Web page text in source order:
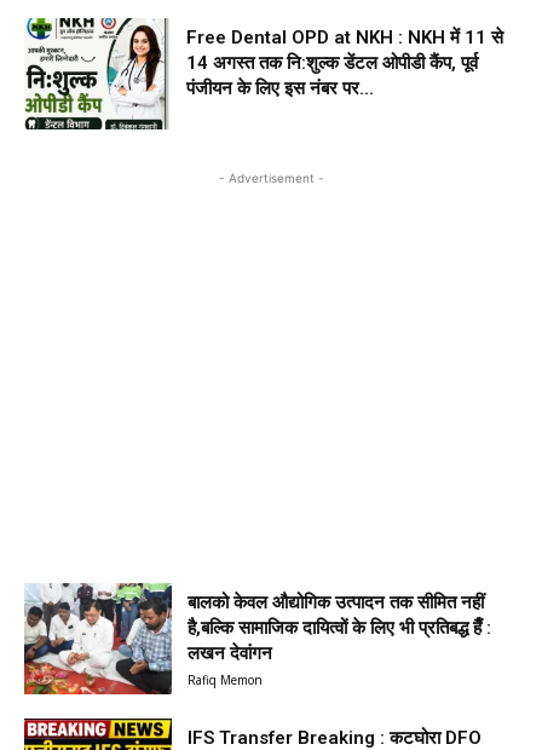
Free Dental OPD at NKH : NKH में 11 से
14 अगस्त तक नि:शुल्क डेंटल ओपीडी कैंप, पूर्व
पंजीयन के लिए इस नंबर पर...
- Advertisement -
बालको केवल औद्योगिक उत्पादन तक सीमित नहीं
है,बल्कि सामाजिक दायित्वों के लिए भी प्रतिबद्ध हैँ :
लखन देवांगन
Rafiq Memon
IFS Transfer Breaking : कटघोरा DFO